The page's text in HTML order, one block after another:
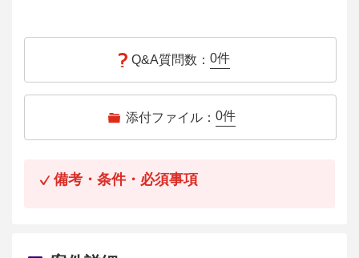
Q&A質問数： 0件
添付ファイル： 0件
備考・条件・必須事項